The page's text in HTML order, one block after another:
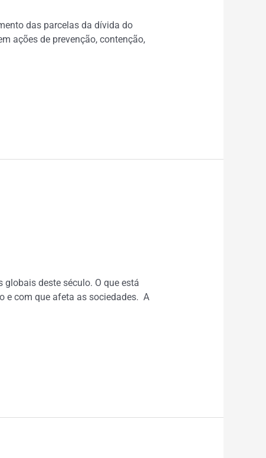
das parcelas da dívida do
ações de prevenção, contenção,
deste século. O que está
e com que afeta as sociedades. A